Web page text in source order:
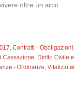
oltre un arco...
,Contratti - Obbligazioni
Cassazione Diritto Civile
- Ordinanze ,Vitalizio